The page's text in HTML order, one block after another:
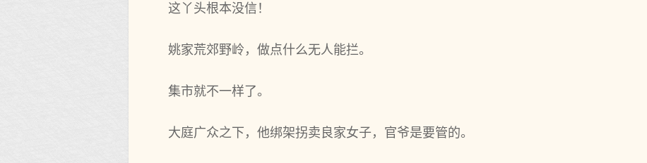
这丫头根本没信！
姚家荒郊野岭，做点什么无人能拦。
集市就不一样了。
大庭广众之下，他绑架拐卖良家女子，官爷是要管的。